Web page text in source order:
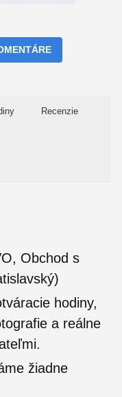
Recenzie
Obchod s
hodiny,
a reálne
žiadne